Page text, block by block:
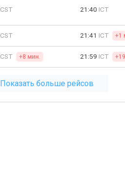
CST 21:40 ICT
CST 21:41 ICT +1
CST +8 мин. 21:59 ICT
Показать больше рейсов